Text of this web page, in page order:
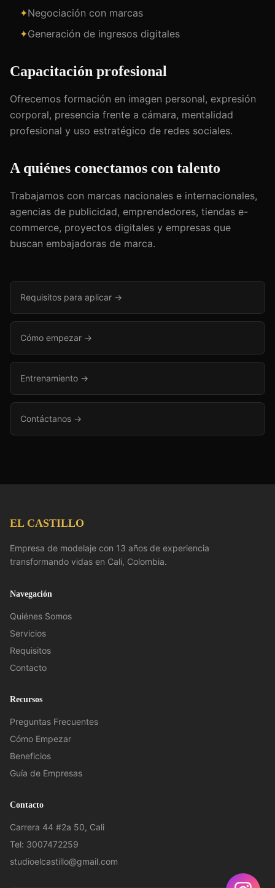
✦Negociación con marcas
✦Generación de ingresos digitales
Capacitación profesional
Ofrecemos formación en imagen personal, expresión
corporal, presencia frente a cámara, mentalidad
profesional y uso estratégico de redes sociales.
A quiénes conectamos con talento
Trabajamos con marcas nacionales e internacionales,
agencias de publicidad, emprendedores, tiendas e-
commerce, proyectos digitales y empresas que
buscan embajadoras de marca.
Requisitos para aplicar →
Cómo empezar →
Entrenamiento →
Contáctanos →
EL CASTILLO
Empresa de modelaje con 13 años de experiencia
transformando vidas en Cali, Colombia.
Navegación
Quiénes Somos
Servicios
Requisitos
Contacto
Recursos
Preguntas Frecuentes
Cómo Empezar
Beneficios
Guía de Empresas
Contacto
Carrera 44 #2a 50, Cali
Tel: 3007472259
studioelcastillo@gmail.com